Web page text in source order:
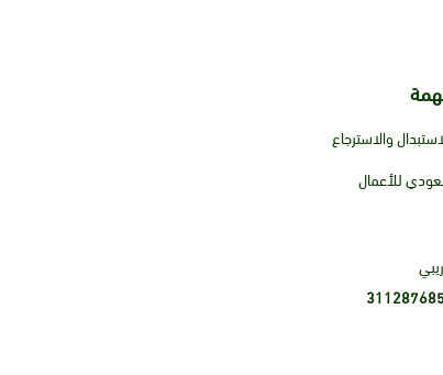
والاسترجاع
للأعمال